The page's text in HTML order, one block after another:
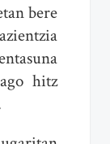
bere
hitz